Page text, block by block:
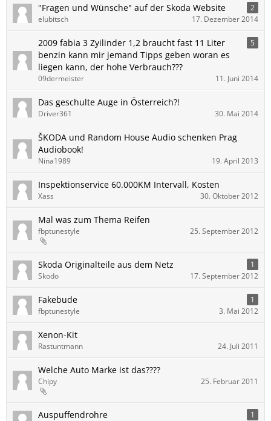
"Fragen und Wünsche" auf der Skoda Website
2
elubitsch
17. Dezember 2014
2009 fabia 3 Zyilinder 1,2 braucht fast 11 Liter
benzin kann mir jemand Tipps geben woran es
liegen kann, der hohe Verbrauch???
5
09dermeister 11. Juni 2014
Das geschulte Auge in Österreich?!
Driver361 30. Mai 2014
ŠKODA und Random House Audio schenken Prag
Audiobook!
Nina1989 19. April 2013
Inspektionservice 60.000KM Intervall, Kosten
Xass 30. Oktober 2012
Mal was zum Thema Reifen
fbptunestyle 25. September 2012
Skoda Originalteile aus dem Netz
1
Skodo
17. September 2012
Fakebude
1
fbptunestyle
3. Mai 2012
Xenon-Kit
Rastuntmann 24. Juli 2011
Welche Auto Marke ist das????
Chipy 25. Februar 2011
Auspuffendrohre
1